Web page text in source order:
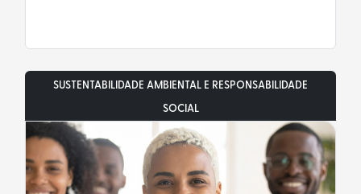
SUSTENTABILIDADE AMBIENTAL E RESPONSABILIDADE
SOCIAL